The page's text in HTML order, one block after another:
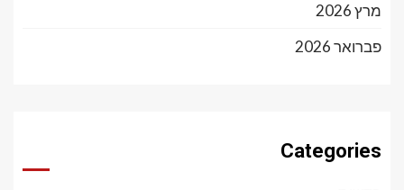
מרץ 2026
פברואר 2026
Categories